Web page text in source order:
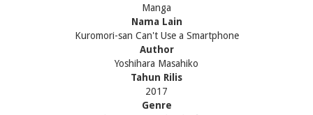
Manga
Nama Lain
Kuromori-san Can't Use a Smartphone
Author
Yoshihara Masahiko
Tahun Rilis
2017
Genre